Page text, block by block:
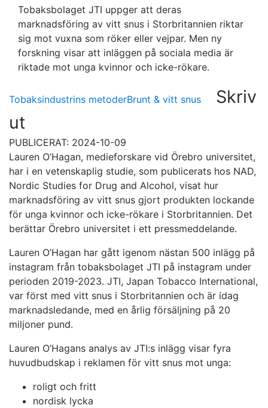
Tobaksbolaget JTI uppger att deras
marknadsföring av vitt snus i Storbritannien riktar
sig mot vuxna som röker eller vejpar. Men ny
forskning visar att inläggen på sociala media är
riktade mot unga kvinnor och icke-rökare.
Tobaksindustrins metoderBrunt & vitt snus
Skriv
ut
PUBLICERAT: 2024-10-09
Lauren O’Hagan, medieforskare vid Örebro universitet,
har i en vetenskaplig studie, som publicerats hos NAD,
Nordic Studies for Drug and Alcohol, visat hur
marknadsföring av vitt snus gjort produkten lockande
för unga kvinnor och icke-rökare i Storbritannien. Det
berättar Örebro universitet i ett pressmeddelande.
Lauren O’Hagan har gått igenom nästan 500 inlägg på
instagram från tobaksbolaget JTI på instagram under
perioden 2019-2023. JTI, Japan Tobacco International,
var först med vitt snus i Storbritannien och är idag
marknadsledande, med en årlig försäljning på 20
miljoner pund.
Lauren O’Hagans analys av JTI:s inlägg visar fyra
huvudbudskap i reklamen för vitt snus mot unga:
roligt och fritt
nordisk lycka